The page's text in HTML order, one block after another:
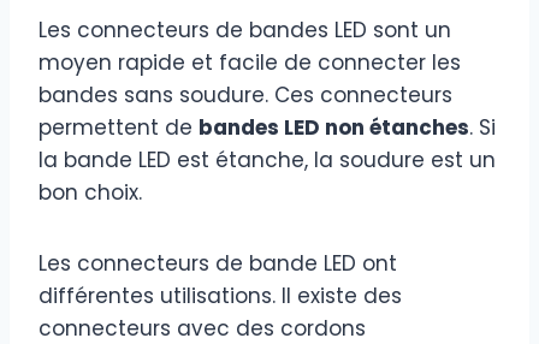
Les connecteurs de bandes LED sont un
moyen rapide et facile de connecter les
bandes sans soudure. Ces connecteurs
permettent de bandes LED non étanches. Si
la bande LED est étanche, la soudure est un
bon choix.
Les connecteurs de bande LED ont
différentes utilisations. Il existe des
connecteurs avec des cordons